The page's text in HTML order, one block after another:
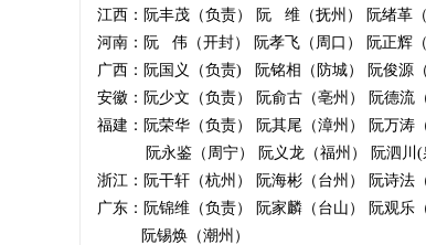
江西：阮丰茂（负责） 阮 维（抚州） 阮绪革
河南：阮 伟（开封） 阮孝飞（周口） 阮
广西：阮国义（负责) 阮铭相（防城） 阮俊
安徽：阮少文（负责） 阮俞古（亳州） 阮德流
福建：阮荣华（负责） 阮其尾（漳州） 阮万
阮永鉴（周宁） 阮义龙（福州） 阮泗川(
浙江：阮干轩（杭州） 阮海彬（台州） 阮诗法
广东：阮锦维（负责） 阮家麟（台山） 阮观乐
阮锡焕（潮州）